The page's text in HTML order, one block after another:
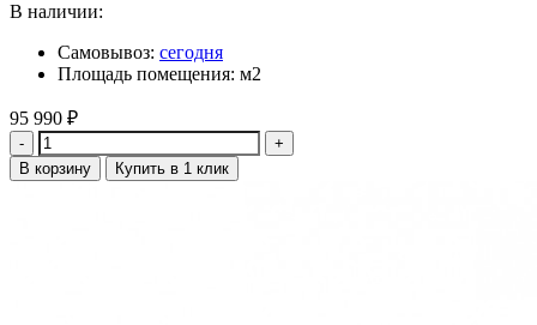
В наличии:
Самовывоз: сегодня
Площадь помещения: м2
95 990 ₽
Количество
В корзину Купить в 1 клик